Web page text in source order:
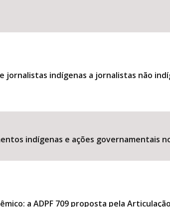
jornalistas indígenas a jornalistas não
indígenas e ações governamentais
a ADPF 709 proposta pela